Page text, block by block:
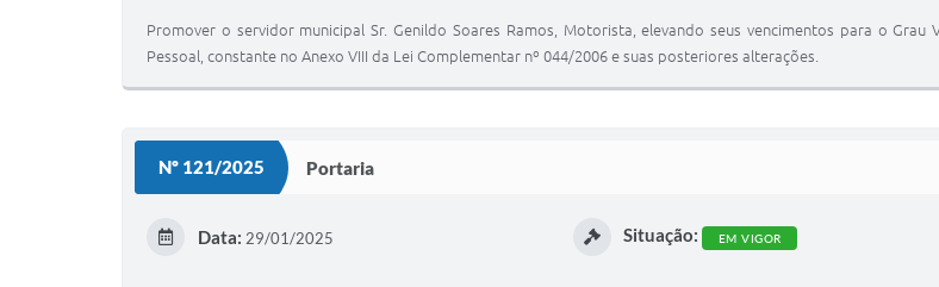
Promover o servidor municipal Sr. Genildo Soares Ramos, Motorista, elevando seus vencimentos para o
Pessoal, constante no Anexo VIII da Lei Complementar nº 044/2006 e suas posteriores alterações.
Nº 121/2025 Portaria
Data: 29/01/2025 Situação: EM VIGOR